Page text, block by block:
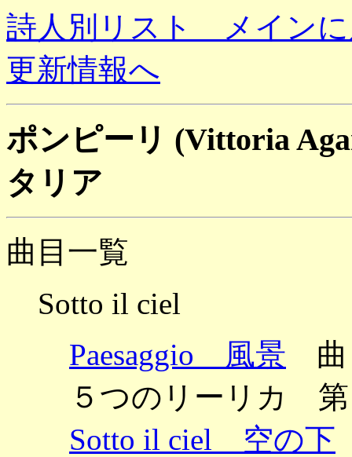
詩人別リスト メイン
更新情報へ
ポンピーリ (Vittoria
タリア
曲目一覧
Sotto il ciel
Paesaggio 風景 曲
５つのリーリカ
Sotto il ciel 空の下